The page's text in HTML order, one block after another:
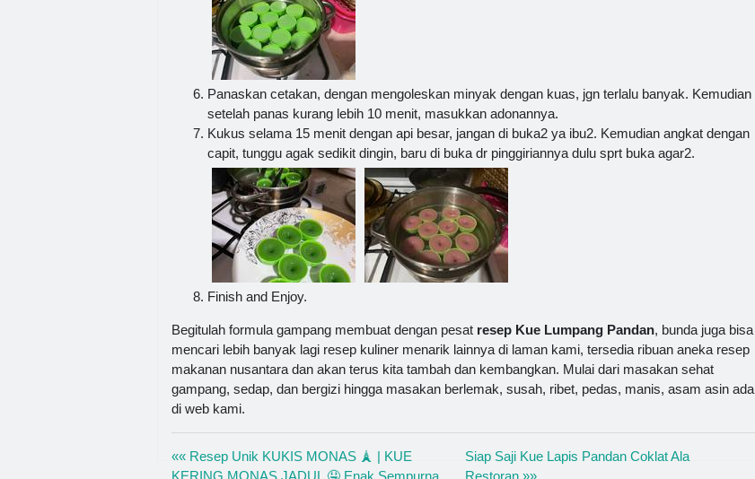
Panaskan cetakan, dengan mengoleskan minyak dengan kuas, jgn terlalu banyak. Kemudian
setelah panas kurang lebih 10 menit, masukkan adonannya.
Kukus selama 15 menit dengan api besar, jangan di buka2 ya ibu2. Kemudian angkat dengan
capit, tunggu agak sedikit dingin, baru di buka dr pinggiriannya dulu sprt buka agar2.
Finish and Enjoy.
Begitulah formula gampang membuat dengan pesat resep Kue Lumpang Pandan, bunda juga bisa
mencari lebih banyak lagi resep kuliner menarik lainnya di laman kami, tersedia ribuan aneka resep
makanan nusantara dan akan terus kita tambah dan kembangkan. Mulai dari masakan sehat
gampang, sedap, dan bergizi hingga masakan berlemak, susah, ribet, pedas, manis, asam asin ada
di web kami.
«« Resep Unik KUKIS MONAS 🗼 | KUE
Siap Saji Kue Lapis Pandan Coklat Ala